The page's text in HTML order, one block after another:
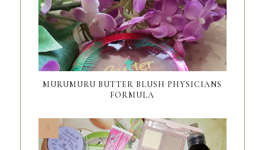
MURUMURU BUTTER BLUSH PHYSICIANS
FORMULA